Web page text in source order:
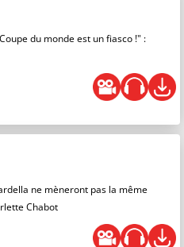
du monde est un fiasco !" :
ne mèneront pas la même
Chabot